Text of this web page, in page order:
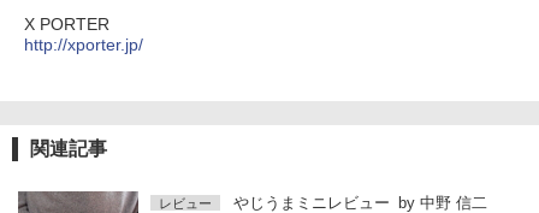
X PORTER
http://xporter.jp/
関連記事
レビュー やじうまミニレビュー by 中野 信二